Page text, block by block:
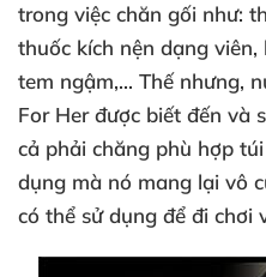
trong việc chăn gối như:
thuốc kích nện dạng viên,
tem ngậm,... Thế nhưng,
For Herđược biết đến và
cả phải chăng phù hợp
dụng mà nó mang lại vô
có thể sử dụng để đi chơi